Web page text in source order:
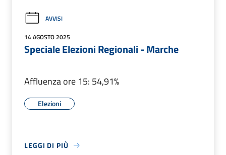
AVVISI
14 AGOSTO 2025
Speciale Elezioni Regionali - Marche
Affluenza ore 15: 54,91%
Elezioni
LEGGI DI PIÙ